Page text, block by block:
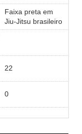
Faixa preta em
Jiu-Jitsu brasileiro
22
0